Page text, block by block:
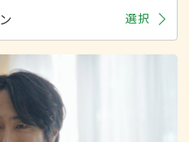
選択